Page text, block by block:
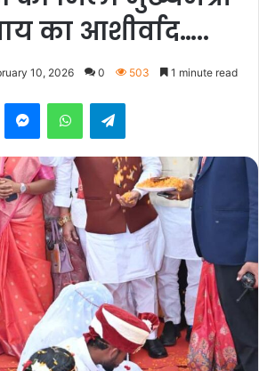
का आशीर्वाद…..
10, 2026 0 503 1 minute read